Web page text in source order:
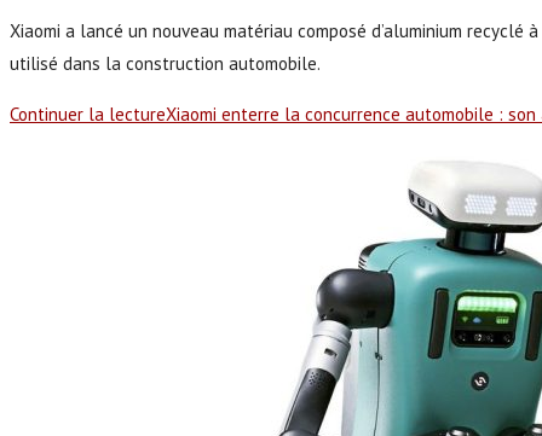
Xiaomi a lancé un nouveau matériau composé d’aluminium
utilisé dans la construction automobile.
Continuer la lectureXiaomi enterre la concurrence automobile :